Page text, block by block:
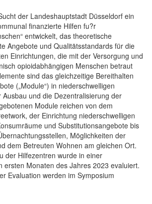
der Landeshauptstadt Düsseldorf ein
finanzierte Hilfen fu?r
entwickelt, das theoretische
Angebote und Qualitätsstandards für die
Einrichtungen, die mit der Versorgung und
opioidabhängigen Menschen betraut
sind das gleichzeitige Bereithalten
(„Module“) in niederschwelligen
Ausbau und die Dezentralisierung der
Module reichen von dem
der Einrichtung niederschwelligen
und Substitutionsangebote bis
Möglichkeiten der
dem Betreuten Wohnen am gleichen Ort.
der Hilfezentren wurde in einer
ersten Monaten des Jahres 2023 evaluiert.
Evaluation werden im Symposium